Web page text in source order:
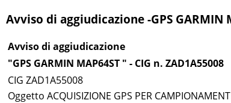
Avviso di aggiudicazione -GPS GARMIN
Avviso di aggiudicazione
"GPS GARMIN MAP64ST " - CIG n. ZAD1A55008
CIG ZAD1A55008
Oggetto ACQUISIZIONE GPS PER